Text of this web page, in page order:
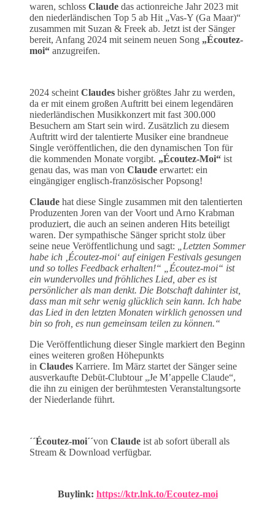
waren, schloss Claude das actionreiche Jahr 2023 mit
den niederländischen Top 5 ab Hit „Vas-Y (Ga Maar)“
zusammen mit Suzan & Freek ab. Jetzt ist der Sänger
bereit, Anfang 2024 mit seinem neuen Song „Écoutez-
moi“ anzugreifen.
2024 scheint Claudes bisher größtes Jahr zu werden,
da er mit einem großen Auftritt bei einem legendären
niederländischen Musikkonzert mit fast 300.000
Besuchern am Start sein wird. Zusätzlich zu diesem
Auftritt wird der talentierte Musiker eine brandneue
Single veröffentlichen, die den dynamischen Ton für
die kommenden Monate vorgibt. „Écoutez-Moi“ ist
genau das, was man von Claude erwartet: ein
eingängiger englisch-französischer Popsong!
Claude hat diese Single zusammen mit den talentierten
Produzenten Joren van der Voort und Arno Krabman
produziert, die auch an seinen anderen Hits beteiligt
waren. Der sympathische Sänger spricht stolz über
seine neue Veröffentlichung und sagt:
„Letzten Sommer
habe ich ‚Écoutez-moi‘ auf einigen Festivals gesungen
und so tolles Feedback erhalten!“ „Écoutez-moi“ ist
ein wundervolles und fröhliches Lied, aber es ist
persönlicher als man denkt. Die Botschaft dahinter ist,
dass man mit sehr wenig glücklich sein kann. Ich habe
das Lied in den letzten Monaten wirklich genossen und
bin so froh, es nun gemeinsam teilen zu können.“
Die Veröffentlichung dieser Single markiert den Beginn
eines weiteren großen Höhepunkts
in Claudes Karriere. Im März startet der Sänger seine
ausverkaufte Debüt-Clubtour „Je M’appelle Claude“,
die ihn zu einigen der berühmtesten Veranstaltungsorte
der Niederlande führt.
´´Écoutez-moi´´von Claude ist ab sofort überall als
Stream & Download verfügbar.
Buylink: https://ktr.lnk.to/Ecoutez-moi